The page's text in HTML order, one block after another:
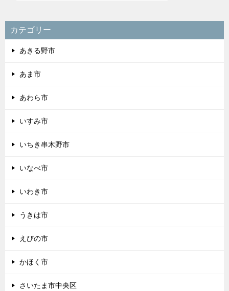
カテゴリー
あきる野市
あま市
あわら市
いすみ市
いちき串木野市
いなべ市
いわき市
うきは市
えびの市
かほく市
さいたま市中央区